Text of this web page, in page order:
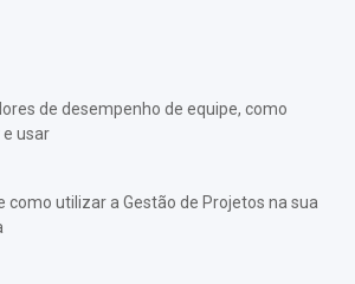
de desempenho de equipe, como
usar
como utilizar a Gestão de Projetos na sua